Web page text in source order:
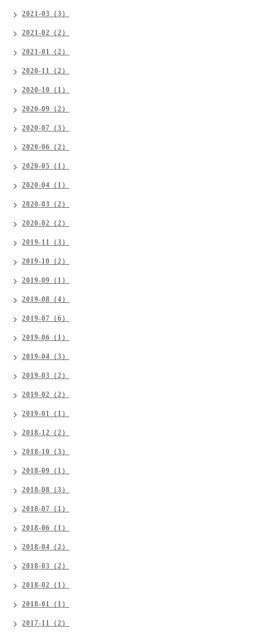
2021-03（3）
2021-02（2）
2021-01（2）
2020-11（2）
2020-10（1）
2020-09（2）
2020-07（3）
2020-06（2）
2020-05（1）
2020-04（1）
2020-03（2）
2020-02（2）
2019-11（3）
2019-10（2）
2019-09（1）
2019-08（4）
2019-07（6）
2019-06（1）
2019-04（3）
2019-03（2）
2019-02（2）
2019-01（1）
2018-12（2）
2018-10（3）
2018-09（1）
2018-08（3）
2018-07（1）
2018-06（1）
2018-04（2）
2018-03（2）
2018-02（1）
2018-01（1）
2017-11（2）